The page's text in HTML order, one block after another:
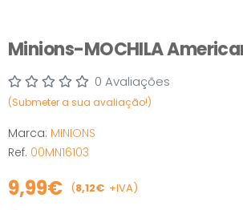
Minions-MOCHILA
0 Avaliações
(Submeter a sua avaliação!)
Marca: MINIONS
Ref. 00MN16103
9,99€ (8,12€ +IVA)